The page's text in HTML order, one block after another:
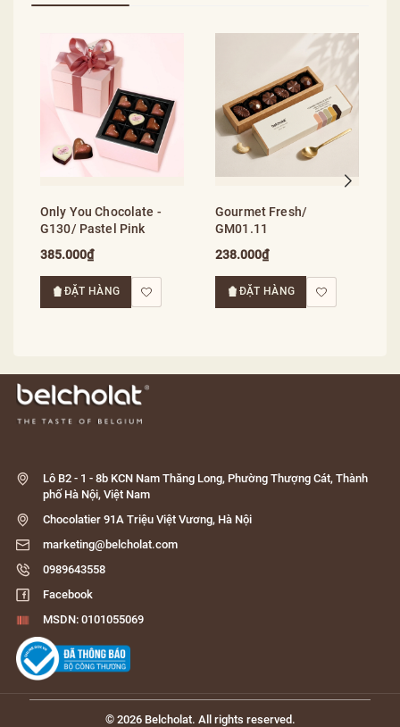
Only You Chocolate -
G130/ Pastel Pink
385.000₫
ĐẶT HÀNG
Gourmet Fresh/
GM01.11
238.000₫
ĐẶT HÀNG
Lô B2 - 1 - 8b KCN Nam Thăng Long, Phường Thượng Cát, Thành
phố Hà Nội, Việt Nam
Chocolatier 91A Triệu Việt Vương, Hà Nội
marketing@belcholat.com
0989643558
Facebook
MSDN: 0101055069
© 2026 Belcholat. All rights reserved.